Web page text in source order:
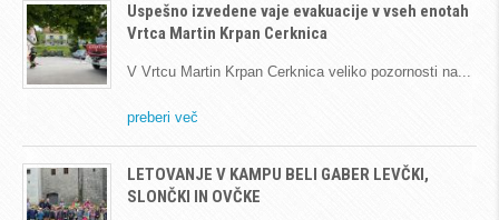
Uspešno izvedene vaje evakuacije v vseh enotah
Vrtca Martin Krpan Cerknica
V Vrtcu Martin Krpan Cerknica veliko pozornosti na
preberi več
LETOVANJE V KAMPU BELI GABER LEVČKI,
SLONČKI IN OVČKE